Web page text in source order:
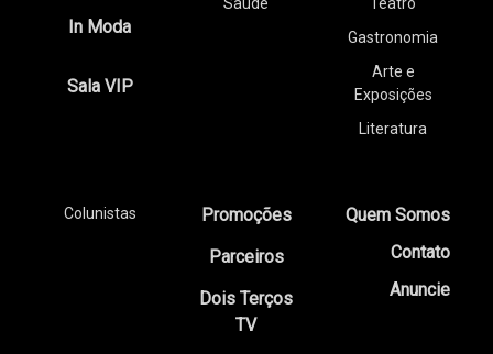
In Moda
Sala VIP
Gastronomia
Arte e
Exposições
Literatura
Colunistas
Promoções
Parceiros
Dois Terços
TV
Quem Somos
Contato
Anuncie